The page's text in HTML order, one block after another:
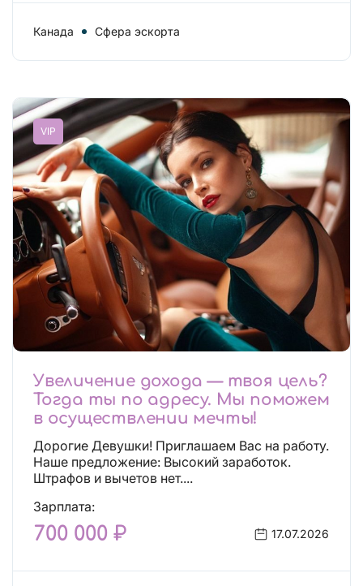
Канада Сфера эскорта
VIP
Увеличение дохода — твоя цель?
Тогда ты по адресу. Мы поможем
в осуществлении мечты!
Дорогие Девушки! Приглашаем Вас на работу.
Наше предложение: Высокий заработок.
Штрафов и вычетов нет....
Зарплата:
700 000 ₽ 17.07.2026